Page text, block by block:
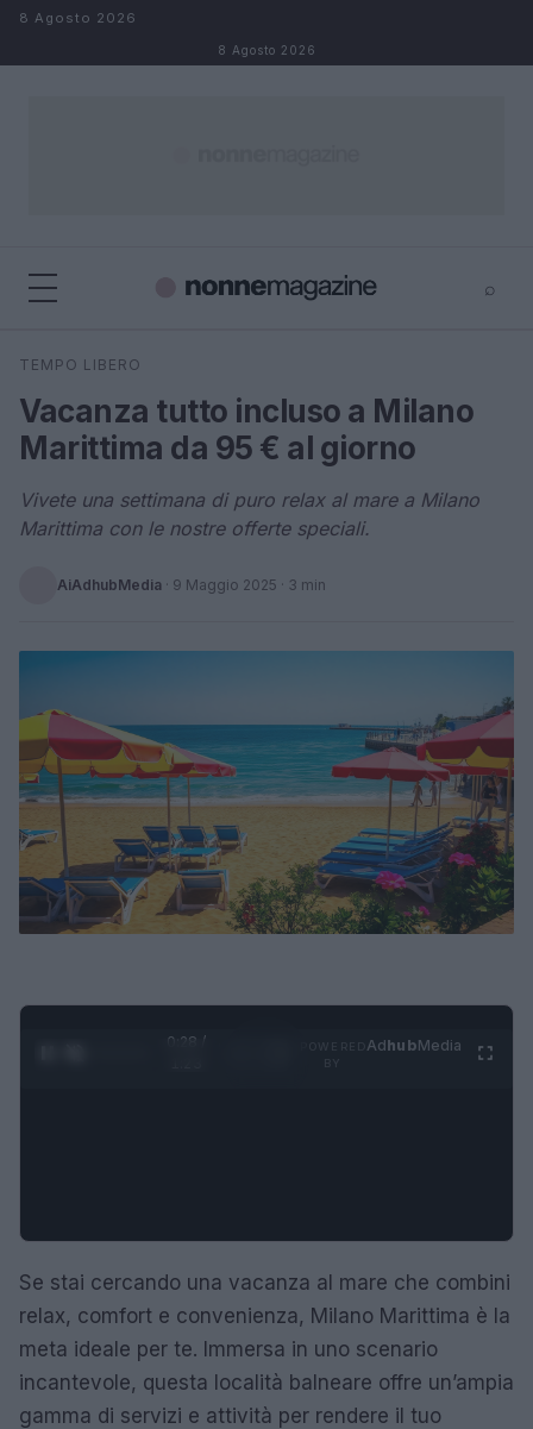
Salta al contenuto
8 Agosto 2026
8 Agosto 2026
⌕
Cerca
TEMPO LIBERO
Vacanza tutto incluso a Milano
Marittima da 95 € al giorno
Vivete una settimana di puro relax al mare a Milano
Marittima con le nostre offerte speciali.
AiAdhubMedia · 9 Maggio 2025 · 3 min
0:29 /
AdhubMedia
Se stai cercando una vacanza al mare che combini
relax, comfort e convenienza, Milano Marittima è la
meta ideale per te. Immersa in uno scenario
incantevole, questa località balneare offre un’ampia
gamma di servizi e attività per rendere il tuo